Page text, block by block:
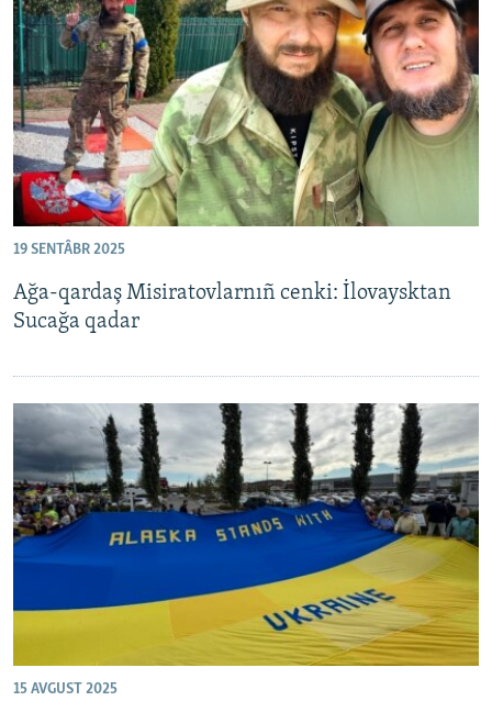
19 SENTÂBR 2025
Ağa-qardaş Misiratovlarnıñ cenki: İlovaysktan
Sucağa qadar
15 AVGUST 2025